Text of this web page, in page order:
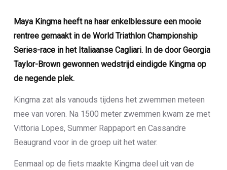
Maya Kingma heeft na haar enkelblessure een mooie
rentree gemaakt in de World Triathlon Championship
Series-race in het Italiaanse Cagliari. In de door Georgia
Taylor-Brown gewonnen wedstrijd eindigde Kingma op
de negende plek.
Kingma zat als vanouds tijdens het zwemmen meteen
mee van voren. Na 1500 meter zwemmen kwam ze met
Vittoria Lopes, Summer Rappaport en Cassandre
Beaugrand voor in de groep uit het water.
Eenmaal op de fiets maakte Kingma deel uit van de